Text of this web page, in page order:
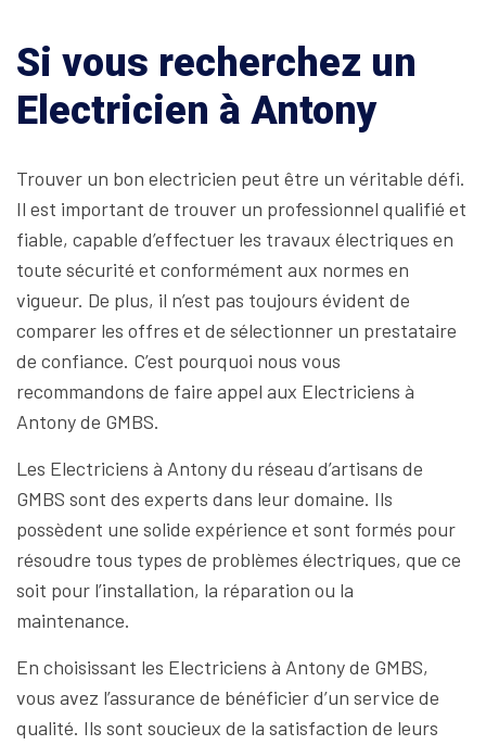
Si vous recherchez un
Electricien à Antony
Trouver un bon electricien peut être un véritable défi.
Il est important de trouver un professionnel qualifié et
fiable, capable d’effectuer les travaux électriques en
toute sécurité et conformément aux normes en
vigueur. De plus, il n’est pas toujours évident de
comparer les offres et de sélectionner un prestataire
de confiance. C’est pourquoi nous vous
recommandons de faire appel aux Electriciens à
Antony de GMBS.
Les Electriciens à Antony du réseau d’artisans de
GMBS sont des experts dans leur domaine. Ils
possèdent une solide expérience et sont formés pour
résoudre tous types de problèmes électriques, que ce
soit pour l’installation, la réparation ou la
maintenance.
En choisissant les Electriciens à Antony de GMBS,
vous avez l’assurance de bénéficier d’un service de
qualité. Ils sont soucieux de la satisfaction de leurs